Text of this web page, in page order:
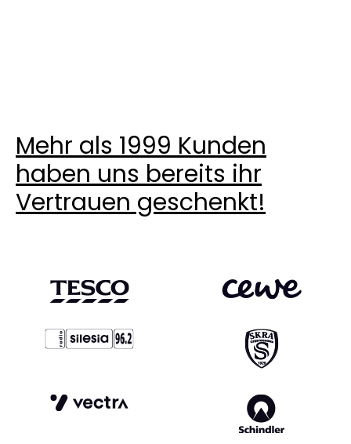
Mehr als 1999 Kunden
haben uns bereits ihr
Vertrauen geschenkt!